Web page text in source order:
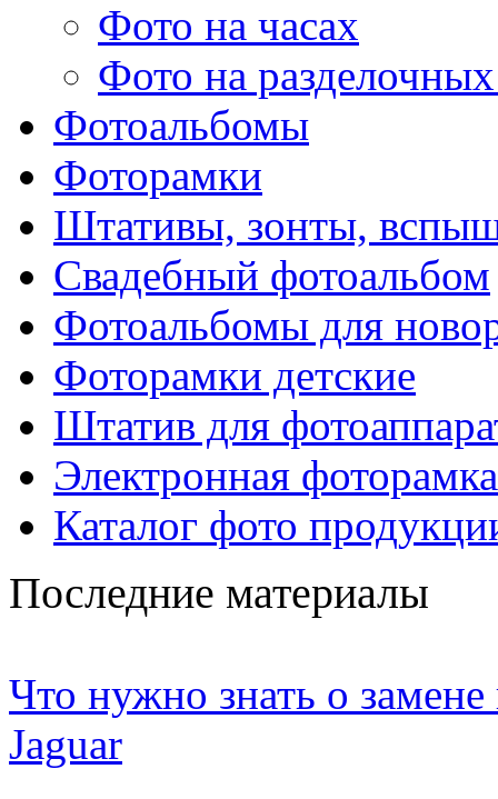
Фото на часах
Фото на
Фотоальбомы
Фоторамки
Штативы, зонты,
Свадебный фотоальбом
Фотоальбомы для
Фоторамки детские
Штатив для
Электронная фоторамка
Каталог фото
Последние материалы
Что нужно знать о
Jaguar